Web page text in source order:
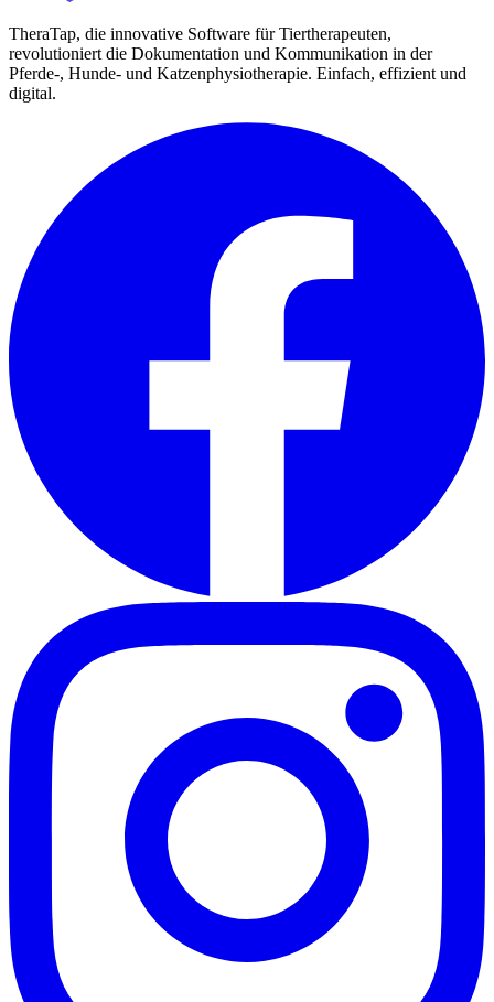
TheraTap, die innovative Software für Tiertherapeuten,
revolutioniert die Dokumentation und Kommunikation in der
Pferde-, Hunde- und Katzenphysiotherapie. Einfach, effizient und
digital.